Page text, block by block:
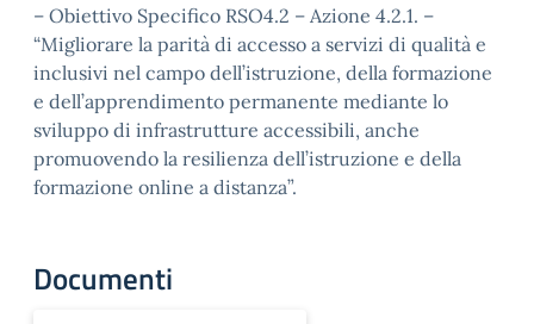
– Obiettivo Specifico RSO4.2 – Azione 4.2.1. –
“Migliorare la parità di accesso a servizi di qualità e
inclusivi nel campo dell’istruzione, della formazione
e dell’apprendimento permanente mediante lo
sviluppo di infrastrutture accessibili, anche
promuovendo la resilienza dell’istruzione e della
formazione online a distanza”.
Documenti